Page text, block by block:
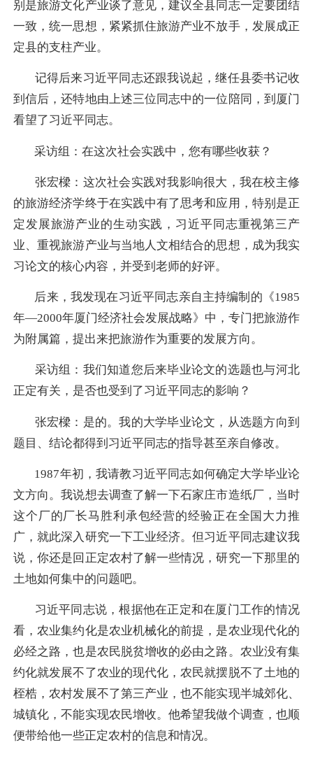
别是旅游文化产业谈了意见，建议全县同志一定要团结
一致，统一思想，紧紧抓住旅游产业不放手，发展成正
定县的支柱产业。
记得后来习近平同志还跟我说起，继任县委书记收
到信后，还特地由上述三位同志中的一位陪同，到厦门
看望了习近平同志。
采访组：在这次社会实践中，您有哪些收获？
张宏樑： 这次社会实践对我影响很大，我在校主修
的旅游经济学终于在实践中有了思考和应用，特别是正
定发展旅游产业的生动实践，习近平同志重视第三产
业、重视旅游产业与当地人文相结合的思想，成为我实
习论文的核心内容，并受到老师的好评。
后来，我发现在习近平同志亲自主持编制的《1985
年—2000年厦门经济社会发展战略》中，专门把旅游作
为附属篇，提出来把旅游作为重要的发展方向。
采访组：我们知道您后来毕业论文的选题也与河北
正定有关，是否也受到了习近平同志的影响？
张宏樑： 是的。我的大学毕业论文，从选题方向到
题目、结论都得到习近平同志的指导甚至亲自修改。
1987年初，我请教习近平同志如何确定大学毕业论
文方向。我说想去调查了解一下石家庄市造纸厂，当时
这个厂的厂长马胜利承包经营的经验正在全国大力推
广，就此深入研究一下工业经济。但习近平同志建议我
说，你还是回正定农村了解一些情况，研究一下那里的
土地如何集中的问题吧。
习近平同志说，根据他在正定和在厦门工作的情况
看，农业集约化是农业机械化的前提，是农业现代化的
必经之路，也是农民脱贫增收的必由之路。农业没有集
约化就发展不了农业的现代化，农民就摆脱不了土地的
桎梏，农村发展不了第三产业，也不能实现半城郊化、
城镇化，不能实现农民增收。他希望我做个调查，也顺
便带给他一些正定农村的信息和情况。